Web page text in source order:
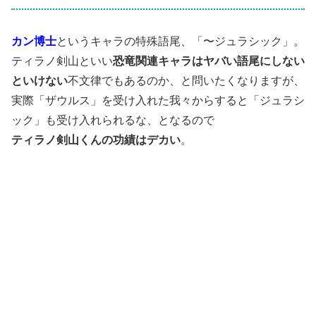
カン博士というキャラの特殊語尾、「〜ジュラシック」。
ティラノ剣山といい恐竜関連キャラはヤバい語尾にしない
といけない不文律でもあるのか、と問いたくなりますが、
実際「ザウルス」を受け入れた我々からすると「ジュラシ
ック」も受け入れられるな、となるので
ティラノ剣山くんの功績はデカい。